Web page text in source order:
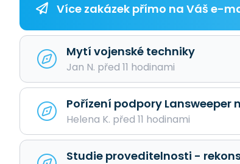
Více zakázek přímo na Váš e-
Mytí vojenské techniky
Jan N. před 11 hodinami
Pořízení podpory Lansweeper
Helena K. před 11 hodinami
Studie proveditelnosti -